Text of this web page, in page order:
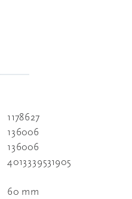
1178627
136006
136006
4013339531905
60 mm